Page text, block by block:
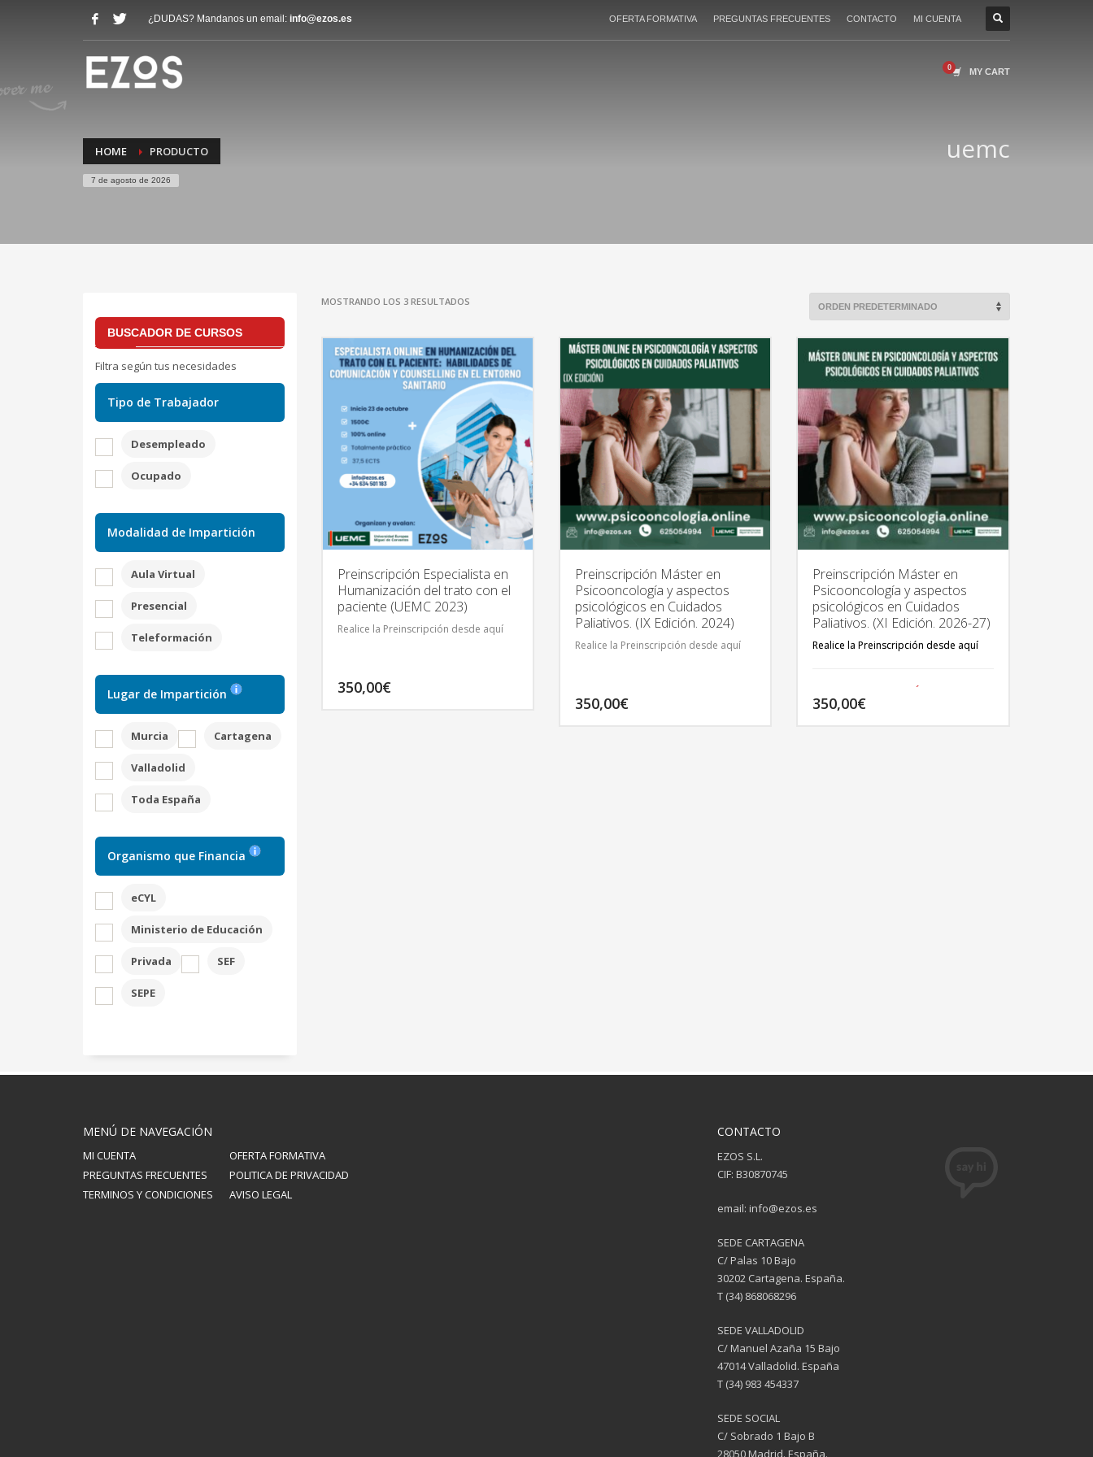
¿DUDAS? Mandanos un email: info@ezos.es OFERTA FORMATIVA PREGUNTAS FRECUENTES CONTACTO MI CUENTA
MY CART
HOME PRODUCTO
7 de agosto de 2026
uemc
MOSTRANDO LOS 3 RESULTADOS
Preinscripción Especialista en
Humanización del trato con el
paciente (UEMC 2023)
Realice la Preinscripción desde aquí
350,00€
Preinscripción Máster en
Psicooncología y aspectos
psicológicos en Cuidados
Paliativos. (IX Edición. 2024)
Realice la Preinscripción desde aquí
350,00€
Preinscripción Máster en
Psicooncología y aspectos
psicológicos en Cuidados
Paliativos. (XI Edición. 2026-27)
Realice la Preinscripción desde aquí
MÁSTER EN:
350,00€
BUSCADOR DE CURSOS
Filtra según tus necesidades
Tipo de Trabajador
Desempleado
Ocupado
Modalidad de Impartición
Aula Virtual
Presencial
Teleformación
Lugar de Impartición
Murcia Cartagena
Valladolid
Toda España
Organismo que Financia
eCYL
Ministerio de Educación
Privada SEF
SEPE
MENÚ DE NAVEGACIÓN
MI CUENTA
OFERTA FORMATIVA
PREGUNTAS FRECUENTES
POLITICA DE PRIVACIDAD
TERMINOS Y CONDICIONES
AVISO LEGAL
CONTACTO
EZOS S.L.
CIF: B30870745
email: info@ezos.es
SEDE CARTAGENA
C/ Palas 10 Bajo
30202 Cartagena. España.
T (34) 868068296
SEDE VALLADOLID
C/ Manuel Azaña 15 Bajo
47014 Valladolid. España
T (34) 983 454337
SEDE SOCIAL
C/ Sobrado 1 Bajo B
28050 Madrid. España.